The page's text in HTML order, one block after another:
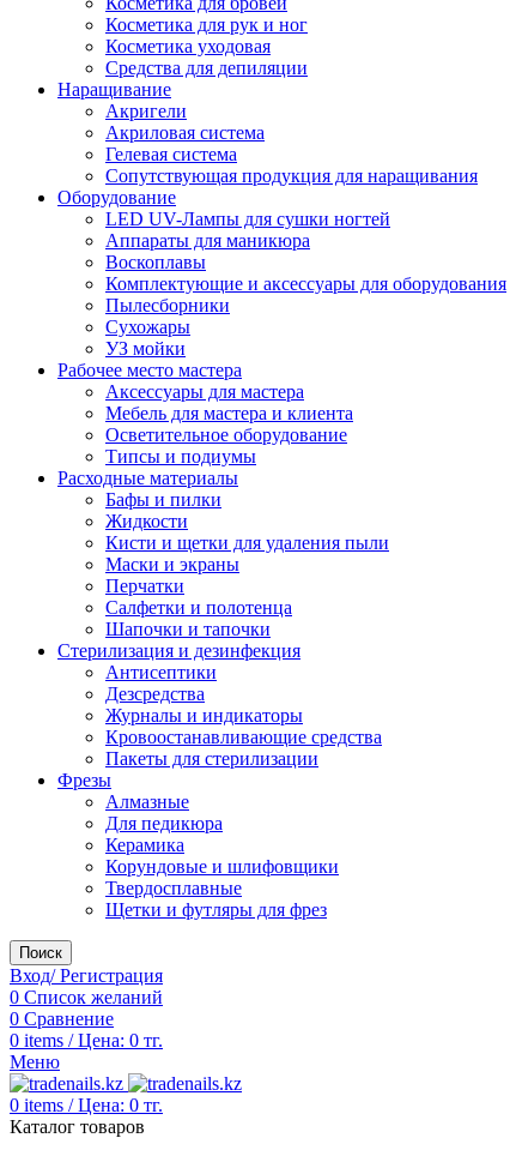
Косметика для рук и ног
Косметика уходовая
Средства для депиляции
Наращивание
Акригели
Акриловая система
Гелевая система
Сопутствующая продукция для наращивания
Оборудование
LED UV-Лампы для сушки ногтей
Аппараты для маникюра
Воскоплавы
Комплектующие и аксессуары для оборудования
Пылесборники
Сухожары
УЗ мойки
Рабочее место мастера
Аксессуары для мастера
Мебель для мастера и клиента
Осветительное оборудование
Типсы и подиумы
Расходные материалы
Бафы и пилки
Жидкости
Кисти и щетки для удаления пыли
Маски и экраны
Перчатки
Салфетки и полотенца
Шапочки и тапочки
Стерилизация и дезинфекция
Антисептики
Дезсредства
Журналы и индикаторы
Кровоостанавливающие средства
Пакеты для стерилизации
Фрезы
Алмазные
Для педикюра
Керамика
Корундовые и шлифовщики
Твердосплавные
Щетки и футляры для фрез
Поиск
Вход/ Регистрация
0 Список желаний
0 Сравнение
0 items / Цена: 0 тг.
Меню
0 items / Цена: 0 тг.
Каталог товаров